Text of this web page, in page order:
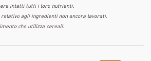
intatti tutti i loro nutrienti.
agli ingredienti non ancora lavorati.
che utilizza cereali.